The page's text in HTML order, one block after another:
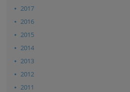
2017
2016
2015
2014
2013
2012
2011